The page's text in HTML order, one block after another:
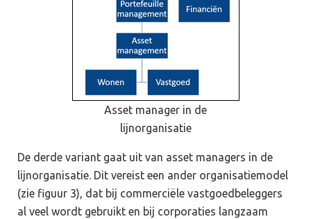
Asset manager in de
lijnorganisatie
De derde variant gaat uit van asset managers in de
lijnorganisatie. Dit vereist een ander organisatiemodel
(zie figuur 3), dat bij commerciële vastgoedbeleggers
al veel wordt gebruikt en bij corporaties langzaam